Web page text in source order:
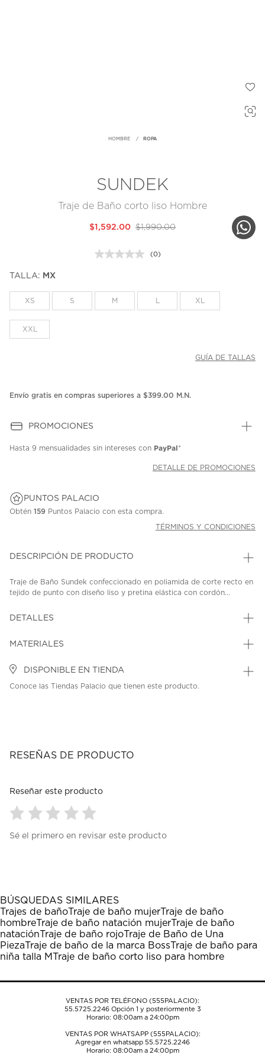
HOMBRE ROPA
SUNDEK
Traje de Baño corto liso Hombre
$1,990.00
$1,592.00
Sin
la
misma
(0)
TALLA: MX
XS S M XL
XXL
GUÍA DE TALLAS
Envío gratis en compras superiores a $399.00 M.N.
PROMOCIONES
Hasta 9 mensualidades sin intereses con PayPal*
DETALLE DE PROMOCIONES
PUNTOS PALACIO
Obtén 159 Puntos Palacio con esta compra.
TÉRMINOS Y CONDICIONES
DESCRIPCIÓN DE PRODUCTO
Traje de Baño Sundek confeccionado en poliamida de corte recto en
tejido de punto con diseño liso y pretina elástica con cordón...
DETALLES
MATERIALES
DISPONIBLE EN TIENDA
Conoce las Tiendas Palacio que tienen este producto.
RESEÑAS DE PRODUCTO
Reseñar este producto
para
1
estrella
Esta
acción
abrirá
el
formulario
envío.
para
estrellas.
Esta
acción
abrirá
el
formulario
envío.
para
estrellas.
Esta
acción
abrirá
el
formulario
envío.
para
estrellas.
Esta
acción
abrirá
el
formulario
envío.
para
estrellas.
Esta
acción
abrirá
el
formulario
envío.
Sé el primero en revisar este producto
BÚSQUEDAS SIMILARES
Trajes de bañoTraje de baño mujerTraje de baño
hombreTraje de baño natación mujerTraje de baño
nataciónTraje de baño rojoTraje de Baño de Una
PiezaTraje de baño de la marca BossTraje de baño para
niña talla M Traje de baño corto liso para hombre
VENTAS POR TELÉFONO (555PALACIO):
55.5725.2246Opción 1 y posteriormente 3
Horario: 08:00am a 24:00pm
VENTAS POR WHATSAPP (555PALACIO):
Agregar en whatsapp 55.5725.2246
Horario: 08:00am a 24:00pm